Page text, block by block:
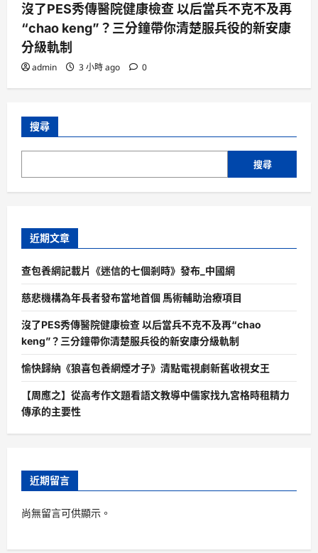
沒了PES秀傳醫院健康檢查 以后當兵不克不及再
“chao keng”？三分鐘帶你清楚服兵役的新安康
分級軌制
admin 3 小時 ago 0
搜尋
搜尋
近期文章
查包養網記載片《迷信的七個剎時》發布_中國網
慈悲機構為年長者發布當地首個 馬術輔助治療項目
沒了PES秀傳醫院健康檢查 以后當兵不克不及再“chao
keng”？三分鐘帶你清楚服兵役的新安康分級軌制
愉快歸納《狼喜包養網煙才子》清點電視劇新舊收視女王
【周應之】從高考作文題看語文教導中儒家找九宮格時租精力
傳承的主要性
近期留言
尚無留言可供顯示。